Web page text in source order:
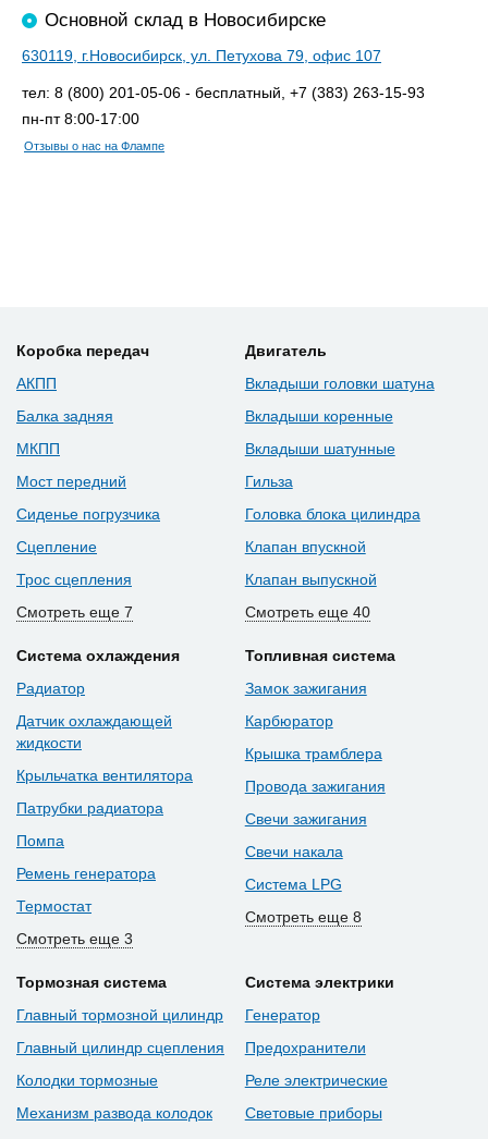
Основной склад в Новосибирске
630119, г.Новосибирск, ул. Петухова 79, офис 107
тел: 8 (800) 201-05-06 - бесплатный, +7 (383) 263-15-93
пн-пт 8:00-17:00
Отзывы о нас на Флампе
Коробка передач
АКПП
Балка задняя
МКПП
Мост передний
Сиденье погрузчика
Сцепление
Трос сцепления
Смотреть еще 7
Двигатель
Вкладыши головки шатуна
Вкладыши коренные
Вкладыши шатунные
Гильза
Головка блока цилиндра
Клапан впускной
Клапан выпускной
Смотреть еще 40
Система охлаждения
Радиатор
Датчик охлаждающей
жидкости
Крыльчатка вентилятора
Патрубки радиатора
Помпа
Ремень генератора
Термостат
Смотреть еще 3
Топливная система
Замок зажигания
Карбюратор
Крышка трамблера
Провода зажигания
Свечи зажигания
Свечи накала
Система LPG
Смотреть еще 8
Тормозная система
Главный тормозной цилиндр
Главный цилиндр сцепления
Колодки тормозные
Механизм развода колодок
Система электрики
Генератор
Предохранители
Реле электрические
Световые приборы